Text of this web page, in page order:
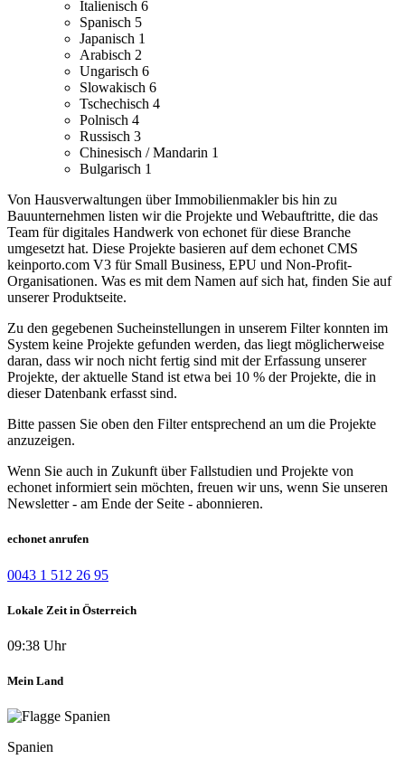
Italienisch 6
Spanisch 5
Japanisch 1
Arabisch 2
Ungarisch 6
Slowakisch 6
Tschechisch 4
Polnisch 4
Russisch 3
Chinesisch / Mandarin 1
Bulgarisch 1
Von Hausverwaltungen über Immobilienmakler bis hin zu
Bauunternehmen listen wir die Projekte und Webauftritte, die das
Team für digitales Handwerk von echonet für diese Branche
umgesetzt hat. Diese Projekte basieren auf dem echonet CMS
keinporto.com V3 für Small Business, EPU und Non-Profit-
Organisationen. Was es mit dem Namen auf sich hat, finden Sie auf
unserer Produktseite.
Zu den gegebenen Sucheinstellungen in unserem Filter konnten im
System keine Projekte gefunden werden, das liegt möglicherweise
daran, dass wir noch nicht fertig sind mit der Erfassung unserer
Projekte, der aktuelle Stand ist etwa bei 10 % der Projekte, die in
dieser Datenbank erfasst sind.
Bitte passen Sie oben den Filter entsprechend an um die Projekte
anzuzeigen.
Wenn Sie auch in Zukunft über Fallstudien und Projekte von
echonet informiert sein möchten, freuen wir uns, wenn Sie unseren
Newsletter - am Ende der Seite - abonnieren.
echonet anrufen
0043 1 512 26 95
Lokale Zeit in Österreich
09:38 Uhr
Mein Land
Spanien